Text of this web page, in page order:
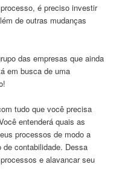
é preciso investir
de outras mudanças
das empresas que ainda
em busca de uma
tudo que você precisa
entenderá quais as
processos de modo a
contabilidade. Dessa
e alavancar seu